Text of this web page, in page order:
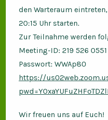
den Warteraum
20:15 Uhr starten.
Zur Teilnahme werden
Meeting-ID: 219 526 0551
Passwort: WWAp80
https://
Wir freuen uns auf Euch!